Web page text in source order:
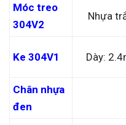
Móc treo
304V2
Nhựa
Ke 304V1 Dày:
Chân nhựa
đen